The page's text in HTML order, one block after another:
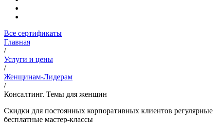
Все сертификаты
Главная
/
Услуги и цены
/
Женщинам-Лидерам
/
Консалтинг. Темы для женщин
Скидки для постоянных корпоративных клиентов регулярные
бесплатные мастер-классы